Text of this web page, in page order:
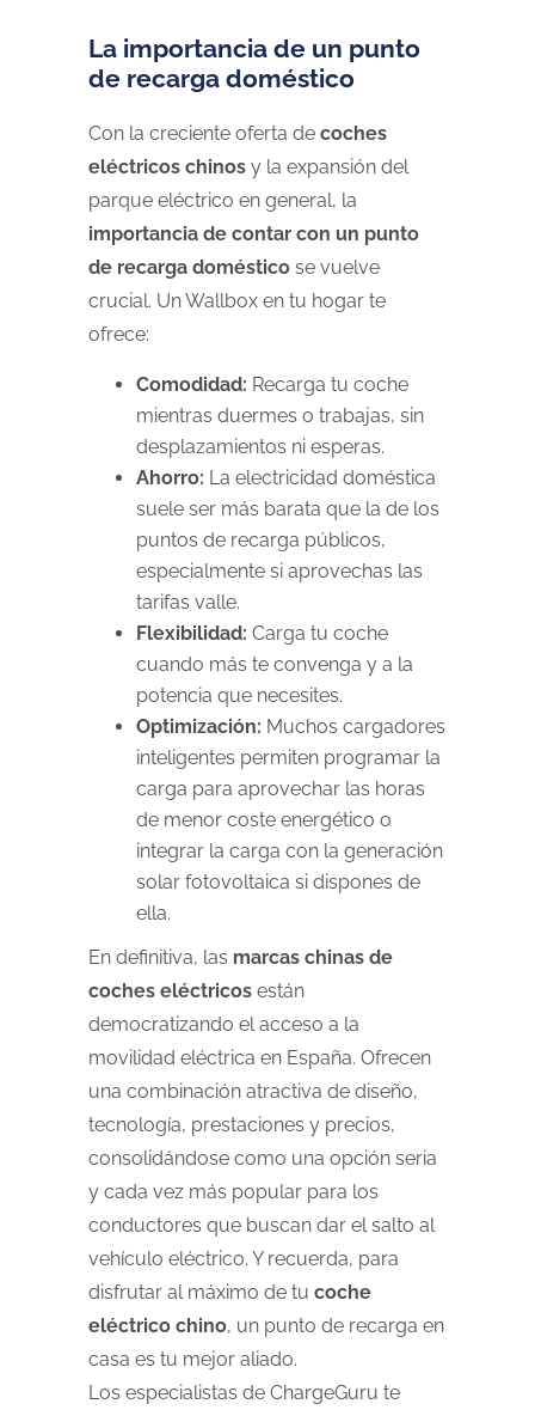
La importancia de un punto
de recarga doméstico
Con la creciente oferta de coches
eléctricos chinos y la expansión del
parque eléctrico en general, la
importancia de contar con un punto
de recarga doméstico se vuelve
crucial. Un Wallbox en tu hogar te
ofrece:
Comodidad: Recarga tu coche
mientras duermes o trabajas, sin
desplazamientos ni esperas.
Ahorro: La electricidad doméstica
suele ser más barata que la de los
puntos de recarga públicos,
especialmente si aprovechas las
tarifas valle.
Flexibilidad: Carga tu coche
cuando más te convenga y a la
potencia que necesites.
Optimización: Muchos cargadores
inteligentes permiten programar la
carga para aprovechar las horas
de menor coste energético o
integrar la carga con la generación
solar fotovoltaica si dispones de
ella.
En definitiva, las marcas chinas de
coches eléctricos están
democratizando el acceso a la
movilidad eléctrica en España. Ofrecen
una combinación atractiva de diseño,
tecnología, prestaciones y precios,
consolidándose como una opción seria
y cada vez más popular para los
conductores que buscan dar el salto al
vehículo eléctrico. Y recuerda, para
disfrutar al máximo de tu coche
eléctrico chino, un punto de recarga en
casa es tu mejor aliado.
Los especialistas de ChargeGuru te